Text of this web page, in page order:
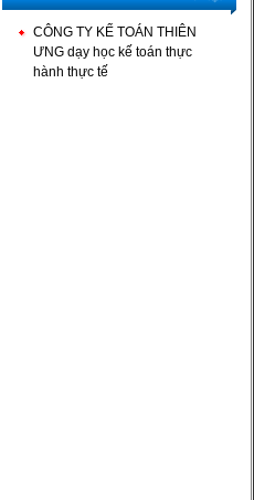
CÔNG TY KẾ TOÁN THIÊN
ƯNG dạy học kế toán thực
hành thực tế